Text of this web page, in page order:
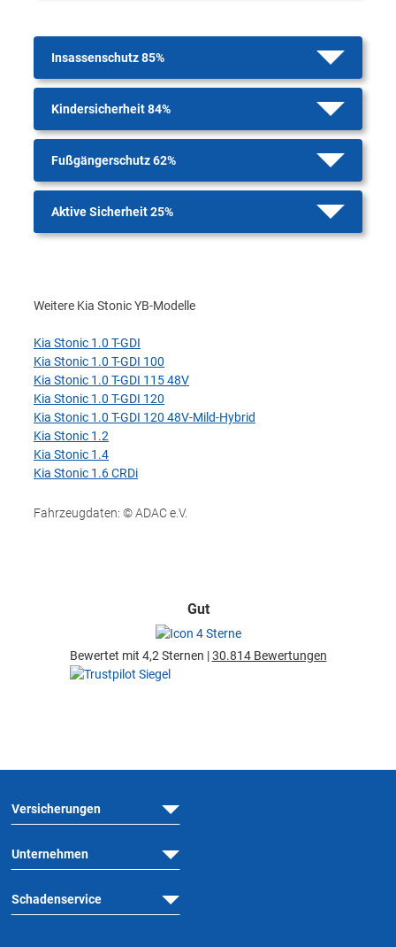
Insassenschutz 85%
Kindersicherheit 84%
Fußgängerschutz 62%
Aktive Sicherheit 25%
Weitere Kia Stonic YB-Modelle
Kia Stonic 1.0 T-GDI
Kia Stonic 1.0 T-GDI 100
Kia Stonic 1.0 T-GDI 115 48V
Kia Stonic 1.0 T-GDI 120
Kia Stonic 1.0 T-GDI 120 48V-Mild-Hybrid
Kia Stonic 1.2
Kia Stonic 1.4
Kia Stonic 1.6 CRDi
Fahrzeugdaten: © ADAC e.V.
Gut
Bewertet mit 4,2 Sternen |30.814 Bewertungen
Versicherungen
Unternehmen
Schadenservice